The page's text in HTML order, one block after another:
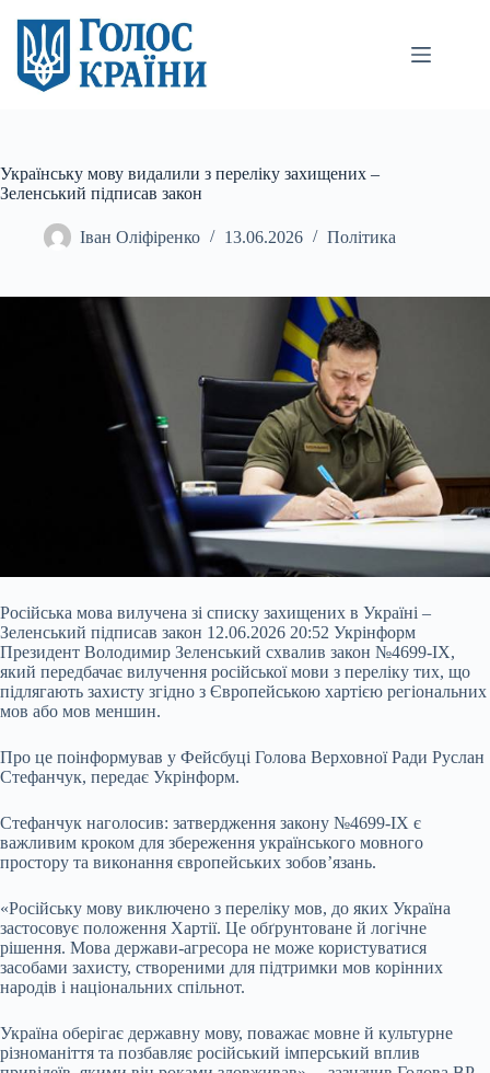
вмісту
Українську мову видалили з переліку захищених –
Зеленський підписав закон
Іван Оліфіренко 13.06.2026 Політика
Російська мова вилучена зі списку захищених в Україні –
Зеленський підписав закон 12.06.2026 20:52 Укрінформ
Президент Володимир Зеленський схвалив закон №4699-IX,
який передбачає вилучення російської мови з переліку тих, що
підлягають захисту згідно з Європейською хартією регіональних
мов або мов меншин.
Про це поінформував у Фейсбуці Голова Верховної Ради Руслан
Стефанчук, передає Укрінформ.
Стефанчук наголосив: затвердження закону №4699-IX є
важливим кроком для збереження українського мовного
простору та виконання європейських зобов’язань.
«Російську мову виключено з переліку мов, до яких Україна
застосовує положення Хартії. Це обґрунтоване й логічне
рішення. Мова держави-агресора не може користуватися
засобами захисту, створеними для підтримки мов корінних
народів і національних спільнот.
Україна оберігає державну мову, поважає мовне й культурне
різноманіття та позбавляє російський імперський вплив